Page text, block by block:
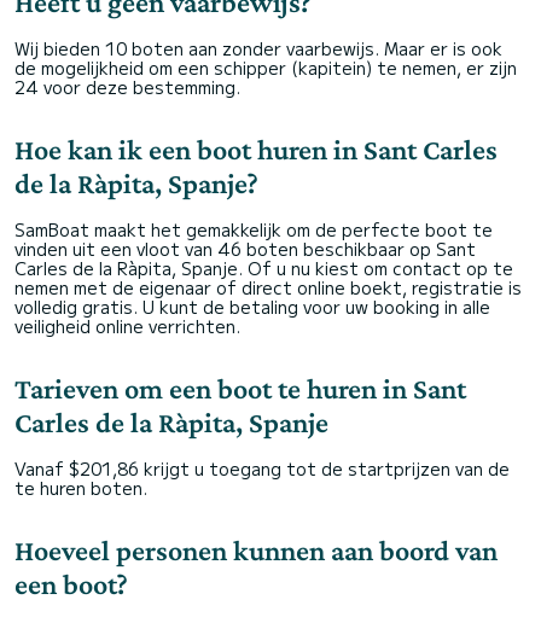
Wij bieden 10 boten aan zonder vaarbewijs. Maar er is ook
de mogelijkheid om een schipper (kapitein) te nemen, er zijn
24 voor deze bestemming.
Hoe kan ik een boot huren in Sant Carles
de la Ràpita, Spanje?
SamBoat maakt het gemakkelijk om de perfecte boot te
vinden uit een vloot van 46 boten beschikbaar op Sant
Carles de la Ràpita, Spanje. Of u nu kiest om contact op te
nemen met de eigenaar of direct online boekt, registratie is
volledig gratis. U kunt de betaling voor uw booking in alle
veiligheid online verrichten.
Tarieven om een boot te huren in Sant
Carles de la Ràpita, Spanje
Vanaf $201,86 krijgt u toegang tot de startprijzen van de
te huren boten.
Hoeveel personen kunnen aan boord van
een boot?